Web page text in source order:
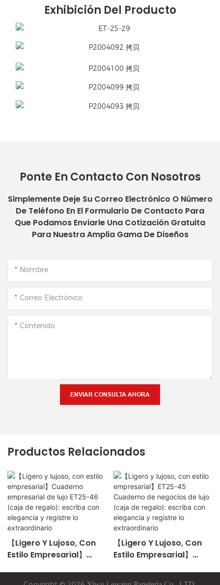
Exhibición Del Producto
Ponte En Contacto Con Nosotros
Simplemente Deje Su Correo Electrónico O Número
De Teléfono En El Formulario De Contacto Para
Que Podamos Enviarle Una Cotización Gratuita
Para Nuestra Amplia Gama De Diseños
Nombre
Correo Electrónico
Contenido
ENVIAR CONSULTA AHORA
Productos Relacionados
【Ligero Y Lujoso, Con
Estilo Empresarial】
【Ligero Y Lujoso, Con
Estilo Empresarial】
Negocios De Lujo (caja